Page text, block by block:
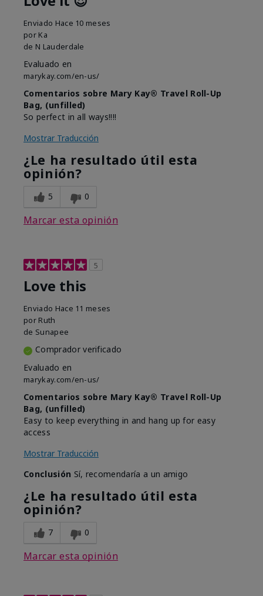
Enviado Hace 10 meses
por Ka
de N Lauderdale
Evaluado en
marykay.com/en-us/
Comentarios sobre Mary Kay® Travel Roll-Up
Bag, (unfilled)
So perfect in all ways!!!!
Mostrar Traducción
¿Le ha resultado útil esta
opinión?
5 0
Marcar esta opinión
5
Love this
Enviado Hace 11 meses
por Ruth
de Sunapee
Comprador verificado
Evaluado en
marykay.com/en-us/
Comentarios sobre Mary Kay® Travel Roll-Up
Bag, (unfilled)
Easy to keep everything in and hang up for easy
access
Mostrar Traducción
Conclusión Sí, recomendaría a un amigo
¿Le ha resultado útil esta
opinión?
7 0
Marcar esta opinión